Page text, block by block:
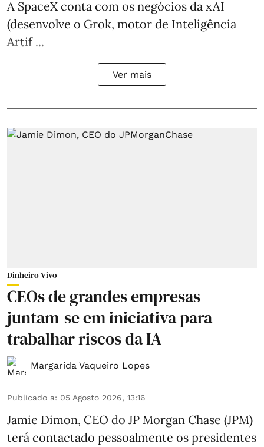
A SpaceX conta com os negócios da xAI
(desenvolve o Grok, motor de Inteligência
Artif ...
Ver mais
Dinheiro Vivo
CEOs de grandes empresas
juntam-se em iniciativa para
trabalhar riscos da IA
Margarida Vaqueiro Lopes
Publicado a: 05 Agosto 2026, 13:16
Jamie Dimon, CEO do JP Morgan Chase (JPM)
terá contactado pessoalmente os presidentes